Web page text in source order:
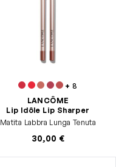
+ 8
LANCÔME
Lip Idôle Lip Sharper
Matita Labbra Lunga Tenuta
30,00 €